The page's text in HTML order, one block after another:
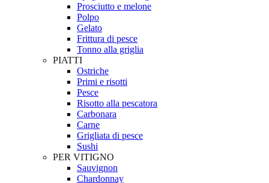
Prosciutto e melone
Polpo
Gelato
Frittura di pesce
Tonno alla griglia
PIATTI
Ostriche
Primi e risotti
Pesce
Risotto alla pescatora
Carbonara
Carne
Grigliata di pesce
Sushi
PER VITIGNO
Sauvignon
Chardonnay